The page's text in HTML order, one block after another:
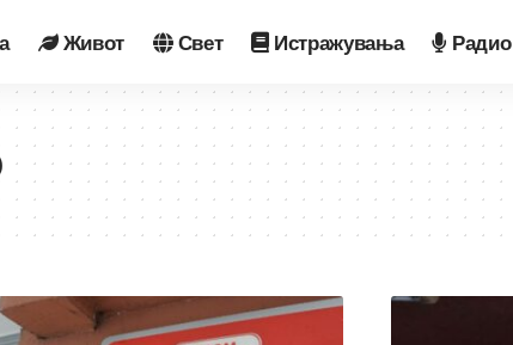
Живот Свет Истражувања Радио